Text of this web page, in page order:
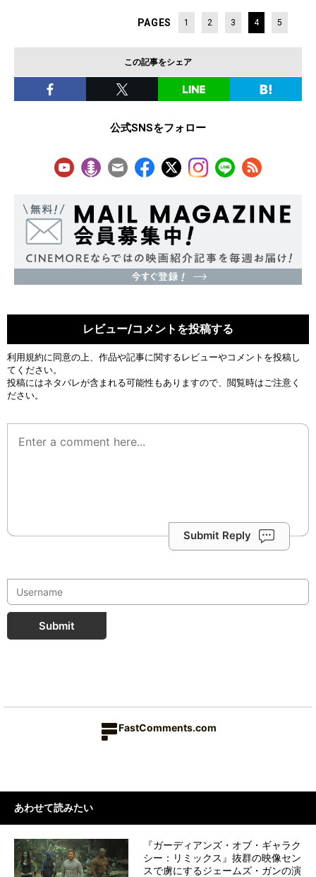
PAGES 1 2 3 4 5
この記事をシェア
公式SNSをフォロー
レビュー/コメントを投稿する
利用規約に同意の上、作品や記事に関するレビューやコメントを投稿し
てください。
投稿にはネタバレが含まれる可能性もありますので、閲覧時はご注意く
ださい。
Submit Reply
Submit
FastComments.com
あわせて読みたい
『ガーディアンズ・オブ・ギャラク
シー：リミックス』抜群の映像セン
スで虜にするジェームズ・ガンの演